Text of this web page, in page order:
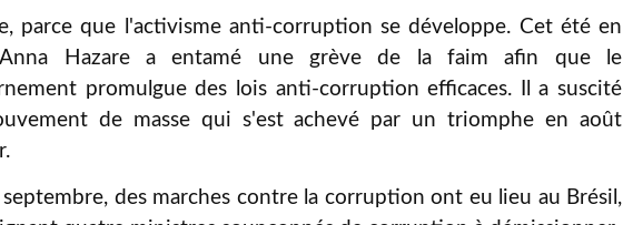
parce que l'activisme anti-corruption se développe. Cet été en
Anna Hazare a entamé une grève de la faim afin que le
promulgue des lois anti-corruption efficaces. Il a suscité
de masse qui s'est achevé par un triomphe en août
des marches contre la corruption ont eu lieu au Brésil,